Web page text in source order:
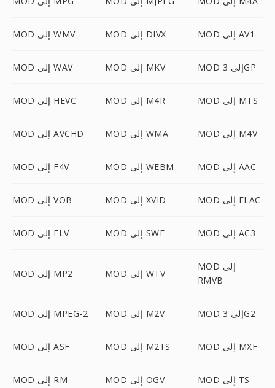
MOD إلى WMV MOD إلى DIVX MOD إلى AV1
MOD إلى WAV MOD إلى MKV MOD إلى 3GP
MOD إلى HEVC MOD إلى M4R MOD إلى MTS
MOD إلى AVCHD MOD إلى WMA MOD إلى M4V
MOD إلى F4V MOD إلى WEBM MOD إلى AAC
MOD إلى VOB MOD إلى XVID MOD إلى FLAC
MOD إلى FLV MOD إلى SWF MOD إلى AC3
MOD إلى MP2 MOD إلى WTV
MOD إلى
RMVB
MOD إلى MPEG-2 MOD إلى M2V MOD إلى 3G2
MOD إلى ASF MOD إلى M2TS MOD إلى MXF
MOD إلى RM MOD إلى OGV MOD إلى TS